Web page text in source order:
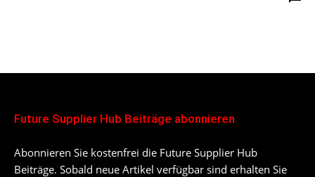
Future Supplier Hub Beiträge abonnieren
Abonnieren Sie kostenfrei die Future Supplier Hub
Beiträge. Sobald neue Artikel verfügbar sind erhalten Sie